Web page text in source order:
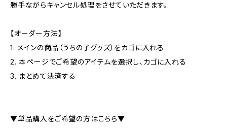
勝手ながらキャンセル処理をさせていただきます。
【オーダー方法】
1. メインの商品（うちの子グッズ）をカゴに入れる
2. 本ページでご希望のアイテムを選択し、カゴに入れる
3. まとめて決済する
▼単品購入をご希望の方はこちら▼